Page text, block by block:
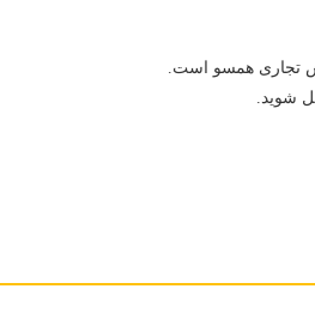
تجاری همسو است.
شوید.